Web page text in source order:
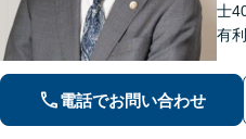
士
有
題
談
電話でお問い合わせ